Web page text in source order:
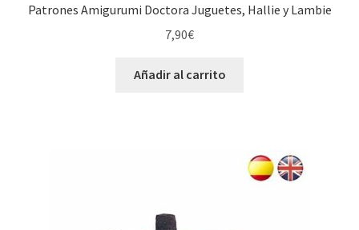
Patrones Amigurumi Doctora Juguetes, Hallie y Lambie
7,90€
Añadir al carrito